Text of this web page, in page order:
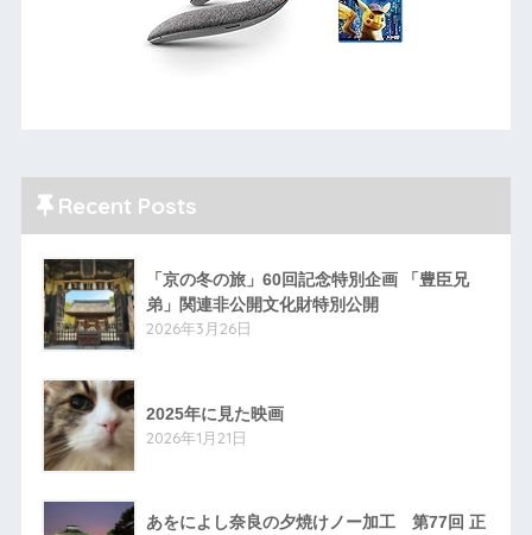
Recent Posts
「京の冬の旅」60回記念特別企画 「豊臣兄
弟」関連非公開文化財特別公開
2026年3月26日
2025年に見た映画
2026年1月21日
あをによし奈良の夕焼けノー加工 第77回 正